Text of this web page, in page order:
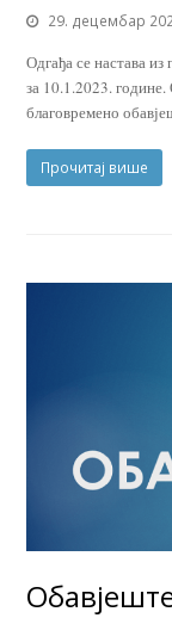
29. децембар
Одгађа се настава
за 10.1.2023.
благовремено
Прочитај више